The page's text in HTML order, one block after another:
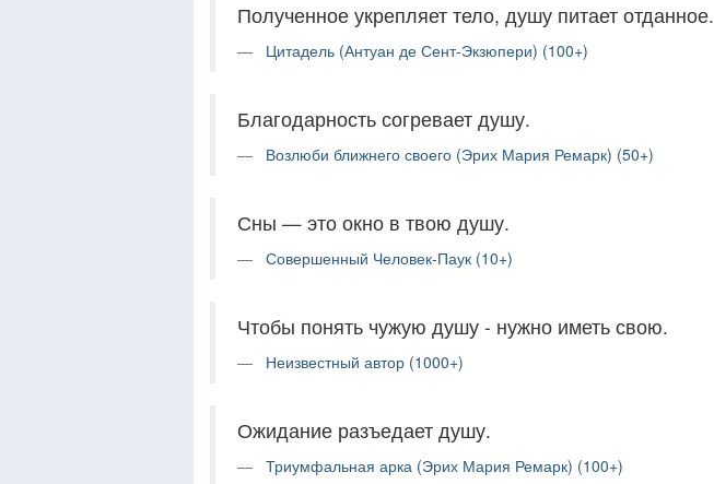
Полученное укрепляет тело, душу питает отданное.
Цитадель (Антуан де Сент-Экзюпери) (100+)
Благодарность согревает душу.
Возлюби ближнего своего (Эрих Мария Ремарк) (50+)
Сны — это окно в твою душу.
Совершенный Человек-Паук (10+)
Чтобы понять чужую душу - нужно иметь свою.
Неизвестный автор (1000+)
Ожидание разъедает душу.
Триумфальная арка (Эрих Мария Ремарк) (100+)